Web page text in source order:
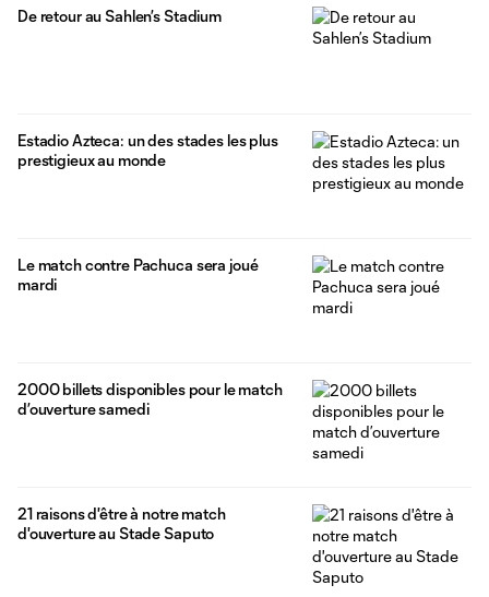
d’une cloche en fonte qui sera installée dans le virage est
De retour au Sahlen’s Stadium
Estadio Azteca: un des stades les plus
prestigieux au monde
Le match contre Pachuca sera joué
mardi
2000 billets disponibles pour le match
d’ouverture samedi
21 raisons d'être à notre match
d'ouverture au Stade Saputo